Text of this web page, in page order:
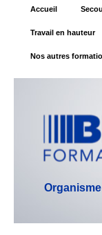
Accueil
Travail en hauteur
Nos autres